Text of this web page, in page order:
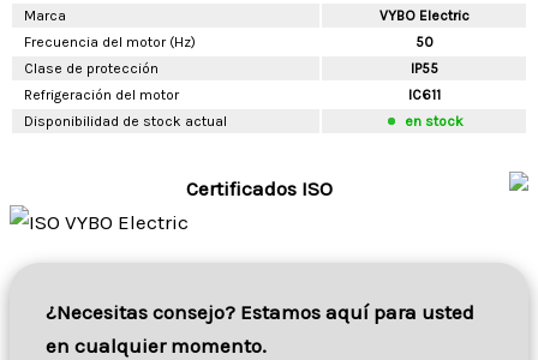
Marca
VYBO Electric
Frecuencia del motor (Hz)
50
Clase de protección
IP55
Refrigeración del motor
IC611
Disponibilidad de stock actual
en stock
Certificados ISO
¿Necesitas consejo? Estamos aquí para usted
en cualquier momento.